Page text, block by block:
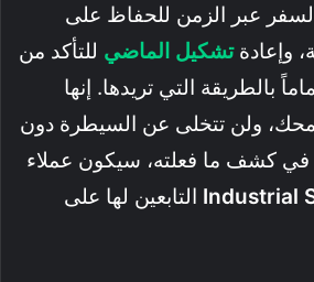
عبر الزمن للحفاظ على
وإعادةتشكيل الماضي للتأكد من
بالطريقة التي تريدها. إنها
ولن تتخلى عن السيطرة دون
في كشف ما فعلته، سيكون عملاء
Industrial التابعين لها على